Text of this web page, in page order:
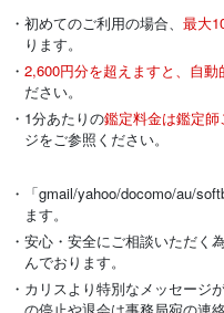
・初めてのご利用の場合、 最大
ります。
・ 2,600円分を超えますと、自動
ださい。
・1分あたりの鑑定料金は鑑定
ジをご参照ください。
・「gmail/yahoo/docomo/au/
ます。
・安心・安全にご相談いただく
んでおります。
・カリスより特別なメッセージ